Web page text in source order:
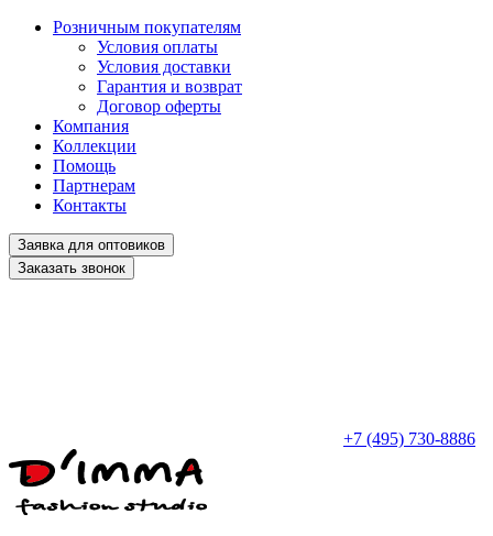
Розничным покупателям
Условия оплаты
Условия доставки
Гарантия и возврат
Договор оферты
Компания
Коллекции
Помощь
Партнерам
Контакты
Заявка для оптовиков
Заказать звонок
+7 (495) 730-8886